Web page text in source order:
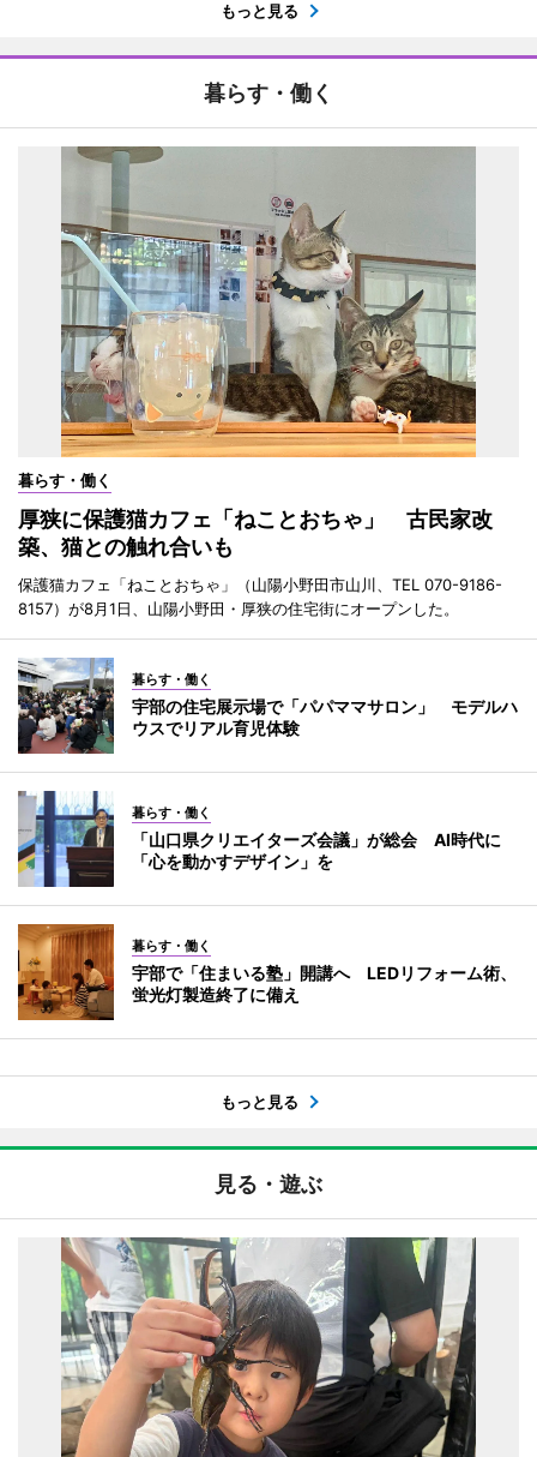
もっと見る
暮らす・働く
暮らす・働く
厚狭に保護猫カフェ「ねことおちゃ」 古民家改
築、猫との触れ合いも
保護猫カフェ「ねことおちゃ」（山陽小野田市山川、TEL 070-9186-
8157）が8月1日、山陽小野田・厚狭の住宅街にオープンした。
暮らす・働く
宇部の住宅展示場で「パパママサロン」 モデルハ
ウスでリアル育児体験
暮らす・働く
「山口県クリエイターズ会議」が総会 AI時代に
「心を動かすデザイン」を
暮らす・働く
宇部で「住まいる塾」開講へ LEDリフォーム術、
蛍光灯製造終了に備え
もっと見る
見る・遊ぶ